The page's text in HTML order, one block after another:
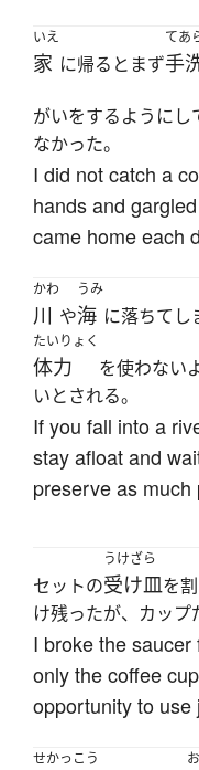
いえ
家 に帰るとまず
てあ
手
がいをするようにし
なかった。
I did not catch a
hands and
came home each
かわ
川 や
うみ
海 に落ちてし
たいりょく
体力
を使わない
いとされる。
If you fall into a
stay afloat and
preserve as
セットの
うけざら
受け皿を
け残ったが、カップ
I broke the
only the coffee
opportunity to use
せかっこう